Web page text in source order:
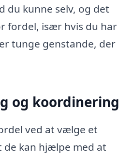
du kunne selv, og det
fordel, især hvis du har
tunge genstande, der
og koordinering
ved at vælge et
kan hjælpe med at